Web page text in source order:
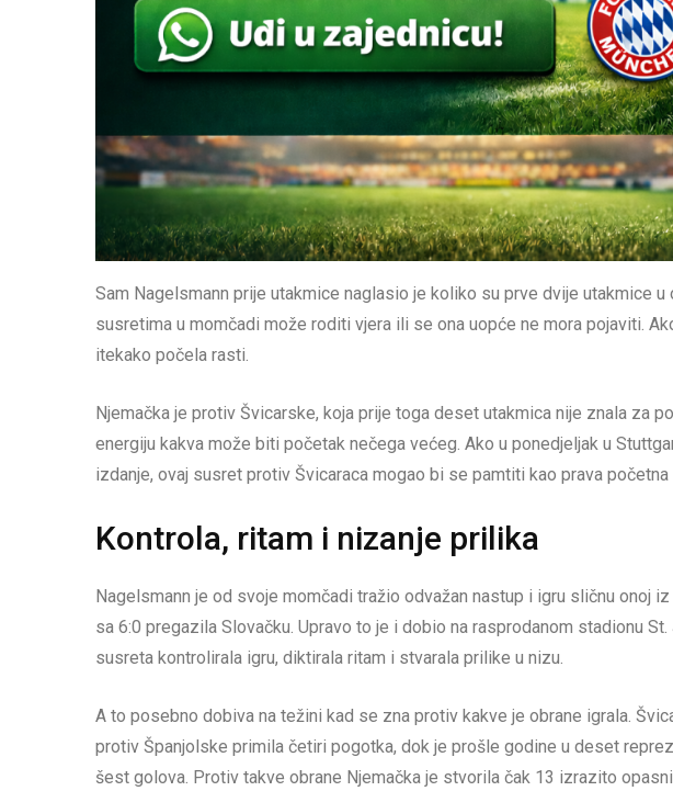
Sam Nagelsmann prije utakmice naglasio je koliko su prve dvije utakmice
susretima u momčadi može roditi vjera ili se ona uopće ne mora pojaviti.
itekako počela rasti.
Njemačka je protiv Švicarske, koja prije toga deset utakmica nije znala za
energiju kakva može biti početak nečega većeg. Ako u ponedjeljak u
izdanje, ovaj susret protiv Švicaraca mogao bi se pamtiti kao prava početna
Kontrola, ritam i nizanje prilika
Nagelsmann je od svoje momčadi tražio odvažan nastup i igru sličnu onoj
sa 6:0 pregazila Slovačku. Upravo to je i dobio na rasprodanom stadionu
susreta kontrolirala igru, diktirala ritam i stvarala prilike u nizu.
A to posebno dobiva na težini kad se zna protiv kakve je obrane igrala.
protiv Španjolske primila četiri pogotka, dok je prošle godine u deset
šest golova. Protiv takve obrane Njemačka je stvorila čak 13 izrazito